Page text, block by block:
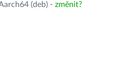
(deb) - změnit?